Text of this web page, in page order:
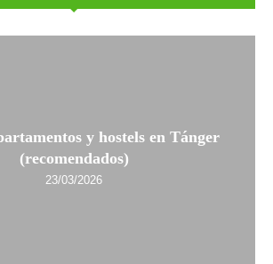
y hostels en Tánger
(recomendados)
23/03/2026